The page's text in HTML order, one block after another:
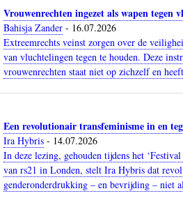
Vrouwenrechten ingezet als wapen tegen
Bahisja Zander - 16.07.2026
Extreemrechts veinst zorgen over de
van vluchtelingen tegen te houden. Deze
vrouwenrechten staat niet op zichzelf en
Een revolutionair transfeminisme in en
Ira Hybris - 14.07.2026
In deze lezing, gehouden tijdens het
van rs21 in Londen, stelt Ira Hybris dat
genderonderdrukking – en bevrijding – niet